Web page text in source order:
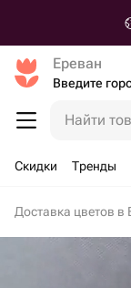
Ереван
Найти
Скидки Тренды
Доставка цветов в